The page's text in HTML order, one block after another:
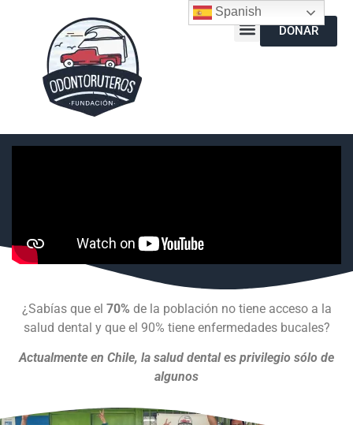
DONAR
¿Sabías que el 70% de la población no tiene acceso a la
salud dental y que el 90% tiene enfermedades bucales?
Actualmente en Chile, la salud dental es privilegio sólo de
algunos
Spanish